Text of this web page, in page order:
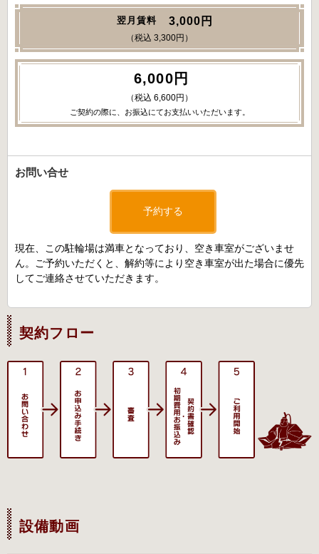
翌月賃料 3,000円
（税込 3,300円）
6,000円
（税込 6,600円）
ご契約の際に、お振込にてお支払いいただいます。
お問い合せ
予約する
現在、この駐輪場は満車となっており、空き車室がございませ
ん。ご予約いただくと、解約等により空き車室が出た場合に優先
してご連絡させていただきます。
契約フロー
設備動画